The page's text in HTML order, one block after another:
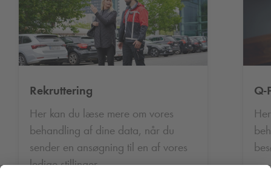
Rekruttering
Her kan du læse mere om vores
behandling af dine data, når du
sender en ansøgning til en af vores
ledige stillinger.
Q-